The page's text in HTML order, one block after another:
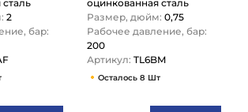
2
бар:
оцинкованная сталь
Размер, дюйм: 0,75
Рабочее давление, бар:
200
Артикул: TL6BM
Осталось 8 Шт